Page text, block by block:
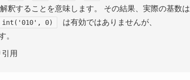
釈することを意味します。 その結果、実際の基数は
int('010', 0) は有効ではありませんが、
。
引用